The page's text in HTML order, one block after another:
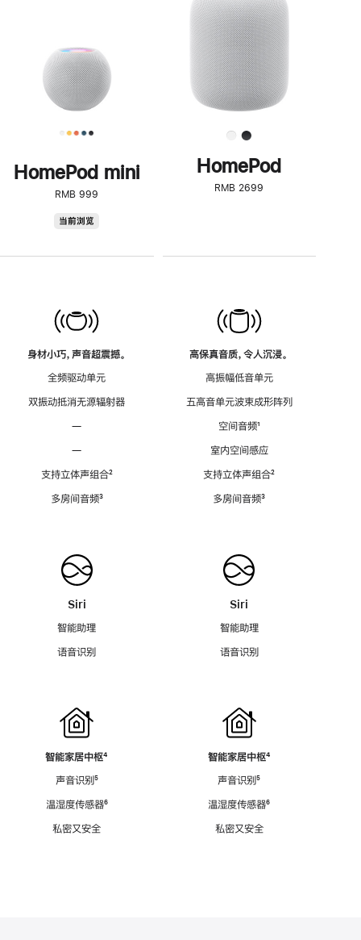
HomePod mini
RMB 999
当前浏览
身材小巧，声音超震撼。
全频驱动单元
双振动抵消无源辐射器
—
—
支持立体声组合脚
²
多房间音频脚
³
Siri
智能助理
语音识别
智能家居中枢脚
⁴
声音识别脚
⁵
温湿度传感器脚
⁶
私密又安全
了
解
HomePod<
HomePod
RMB 2699
高保真音质，令人沉浸。
高振幅低音单元
五高音单元波束成形阵列
空间音频脚
¹
室内空间感应
支持立体声组合脚
²
多房间音频脚
³
Siri
智能助理
语音识别
智能家居中枢脚
⁴
声音识别脚
⁵
温湿度传感器脚
⁶
私密又安全